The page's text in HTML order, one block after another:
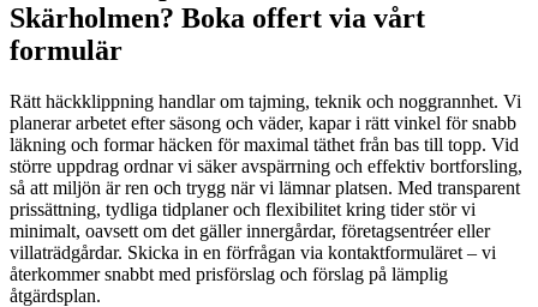
Skärholmen? Boka offert via vårt
formulär
Rätt häckklippning handlar om tajming, teknik och noggrannhet. Vi
planerar arbetet efter säsong och väder, kapar i rätt vinkel för snabb
läkning och formar häcken för maximal täthet från bas till topp. Vid
större uppdrag ordnar vi säker avspärrning och effektiv bortforsling,
så att miljön är ren och trygg när vi lämnar platsen. Med transparent
prissättning, tydliga tidplaner och flexibilitet kring tider stör vi
minimalt, oavsett om det gäller innergårdar, företagsentréer eller
villaträdgårdar. Skicka in en förfrågan via kontaktformuläret – vi
återkommer snabbt med prisförslag och förslag på lämplig
åtgärdsplan.